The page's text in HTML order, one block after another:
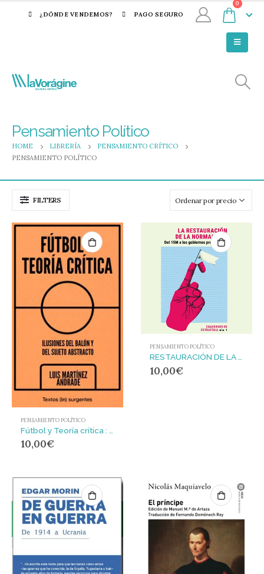
¿DÓNDE VENDEMOS? PAGO SEGURO
0
Pensamiento Político
HOME LIBRERÍA
PENSAMIENTO CRÍTICO
PENSAMIENTO POLÍTICO
FILTERS
PENSAMIENTO POLÍTICO
10,00€
PENSAMIENTO POLÍTICO
10,00€